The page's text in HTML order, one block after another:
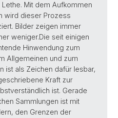
Mit dem Aufkommen
wird dieser Prozess
Bilder zeigen immer
weniger.Die seit einigen
Hinwendung zum
Allgemeinen und zum
ist als Zeichen dafür lesbar,
Kraft zur
ist. Gerade
Sammlungen ist mit
den Grenzen der